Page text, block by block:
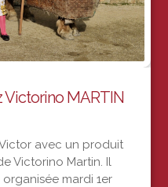
Victorino MARTIN
avec un produit
Victorino Martin. Il
mardi 1er